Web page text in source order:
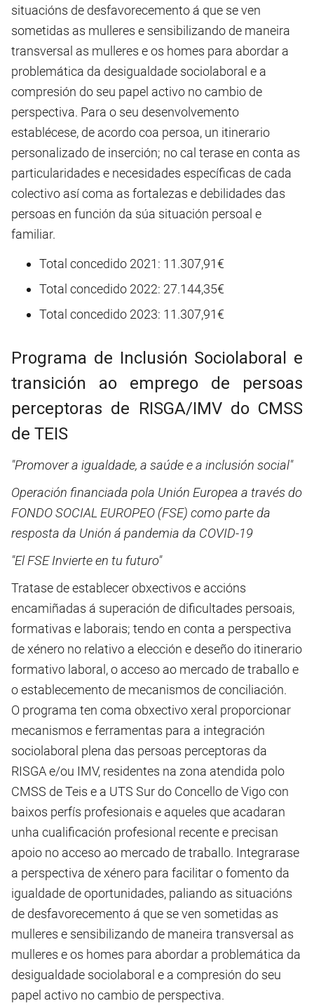
situacións de desfavorecemento á que se ven
sometidas as mulleres e sensibilizando de maneira
transversal as mulleres e os homes para abordar a
problemática da desigualdade sociolaboral e a
compresión do seu papel activo no cambio de
perspectiva. Para o seu desenvolvemento
establécese, de acordo coa persoa, un itinerario
personalizado de inserción; no cal terase en conta as
particularidades e necesidades específicas de cada
colectivo así coma as fortalezas e debilidades das
persoas en función da súa situación persoal e
familiar.
Total concedido 2021: 11.307,91€
Total concedido 2022: 27.144,35€
Total concedido 2023: 11.307,91€
Programa de Inclusión Sociolaboral e
transición ao emprego de persoas
perceptoras de RISGA/IMV do CMSS
de TEIS
"Promover a igualdade, a saúde e a inclusión social"
Operación financiada pola Unión Europea a través do
FONDO SOCIAL EUROPEO (FSE) como parte da
resposta da Unión á pandemia da COVID-19
"El FSE Invierte en tu futuro"
Tratase de establecer obxectivos e accións
encamiñadas á superación de dificultades persoais,
formativas e laborais; tendo en conta a perspectiva
de xénero no relativo a elección e deseño do itinerario
formativo laboral, o acceso ao mercado de traballo e
o establecemento de mecanismos de conciliación.
O programa ten coma obxectivo xeral proporcionar
mecanismos e ferramentas para a integración
sociolaboral plena das persoas perceptoras da
RISGA e/ou IMV, residentes na zona atendida polo
CMSS de Teis e a UTS Sur do Concello de Vigo con
baixos perfís profesionais e aqueles que acadaran
unha cualificación profesional recente e precisan
apoio no acceso ao mercado de traballo. Integrarase
a perspectiva de xénero para facilitar o fomento da
igualdade de oportunidades, paliando as situacións
de desfavorecemento á que se ven sometidas as
mulleres e sensibilizando de maneira transversal as
mulleres e os homes para abordar a problemática da
desigualdade sociolaboral e a compresión do seu
papel activo no cambio de perspectiva.